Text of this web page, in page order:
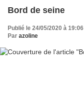
Bord de seine
Publié le 24/05/2020 à 19:06
Par azoline